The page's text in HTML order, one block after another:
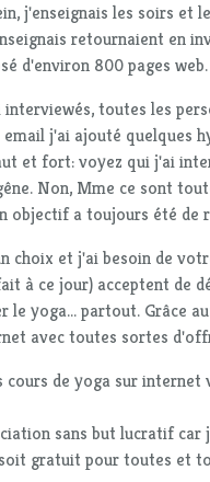
j'enseignais les soirs et
retournaient en
d'environ 800 pages
toutes les
j'ai ajouté quelques
et fort: voyez qui j'ai
Non, Mme ce sont
objectif a toujours été de
choix et j'ai besoin de
à ce jour) acceptent de
le yoga... partout. Grâce
avec toutes sortes
cours de yoga sur
sans but lucratif
gratuit pour toutes et